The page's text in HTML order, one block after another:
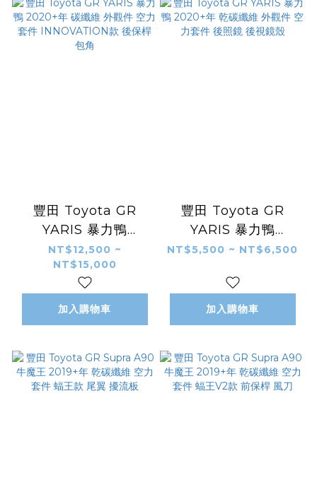
豐田 Toyota GR
YARIS 暴力鴨
2020+年 碳纖維 外觀
件 空力套件
INNOVATION款 後
保桿 包角
NT$12,500 ~
NT$15,000
加入購物車
豐田 Toyota GR
YARIS 暴力鴨
2020+年 乾碳纖維 外
後視鏡殼
NT$5,500 ~ NT$6,500
加入購物車